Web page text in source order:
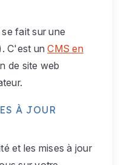
fait sur une
C'est unCMS en
de site web
À JOUR
et les mises à jour